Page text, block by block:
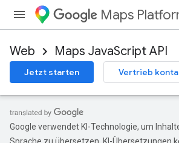
Maps
Web Maps JavaScript API
Jetzt starten Vertrieb
Google verwendet KI-Technologie, um